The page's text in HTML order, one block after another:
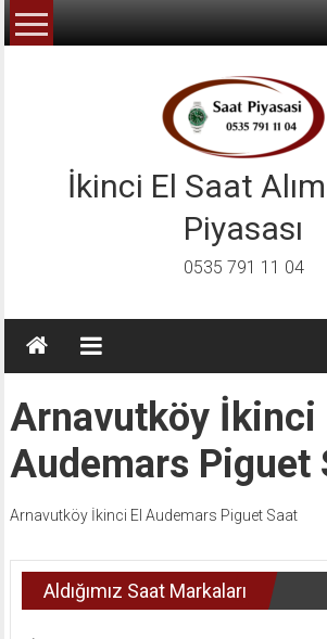
İçeriğe
geç
İkinci El Saat
Piyasası
0535 791 11 04
Arnavutköy İkinci
Audemars Piguet
Arnavutköy İkinci El Audemars Piguet Saat
Aldığımız Saat Markaları